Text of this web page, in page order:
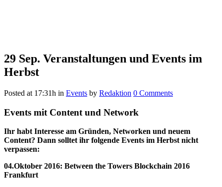
29 Sep. Veranstaltungen und Events im
Herbst
Posted at 17:31h in Events by Redaktion 0 Comments
Events mit Content und Network
Ihr habt Interesse am Gründen, Networken und neuem
Content? Dann solltet ihr folgende Events im Herbst nicht
verpassen:
04.Oktober 2016: Between the Towers Blockchain 2016
Frankfurt